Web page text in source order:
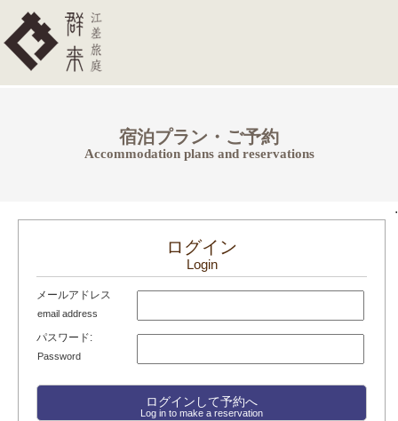
宿泊プラン・ご予約
Accommodation plans and reservations
ログイン
Login
メールアドレス
email address
パスワード:
Password
Log in to make a reservation
.